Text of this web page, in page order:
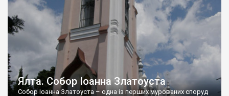
Ялта. Собор Іоанна Златоуста
Собор Іоанна Златоуста – одна із перших мурованих споруд